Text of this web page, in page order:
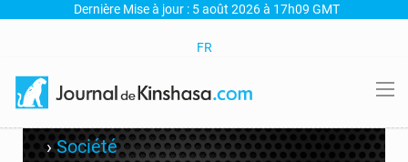
Dernière Mise à jour : 5 août 2026 à 17h09 GMT
FR
›Société